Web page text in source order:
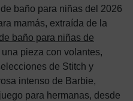
baño para niñas del 2026
mamás, extraída de la
baño para niñas de
pieza con volantes,
de Stitch y
intenso de Barbie,
para hermanas, desde